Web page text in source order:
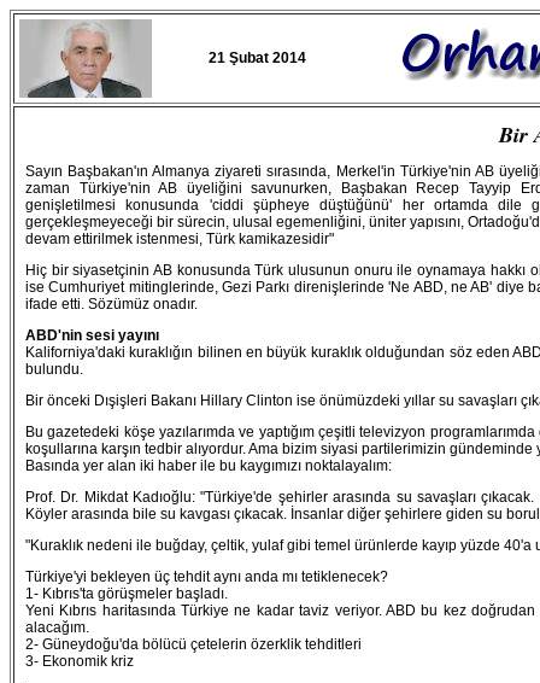
21 Şubat 2014
Bir
Sayın Başbakan'ın Almanya ziyareti sırasında, Merkel'in Türkiye'nin AB
zaman Türkiye'nin AB üyeliğini savunurken, Başbakan Recep Tayyip
genişletilmesi konusunda 'ciddi şüpheye düştüğünü' her ortamda
gerçekleşmeyeceği bir sürecin, ulusal egemenliğini, üniter yapısını,
devam ettirilmek istenmesi, Türk kamikazesidir"
Hiç bir siyasetçinin AB konusunda Türk ulusunun onuru ile oynamaya hakkı
ise Cumhuriyet mitinglerinde, Gezi Parkı direnişlerinde 'Ne ABD, ne AB' diye
ifade etti. Sözümüz onadır.
ABD'nin sesi yayını
Kaliforniya'daki kuraklığın bilinen en büyük kuraklık olduğundan söz eden
bulundu.
Bir önceki Dışişleri Bakanı Hillary Clinton ise önümüzdeki yıllar su savaşları
Bu gazetedeki köşe yazılarımda ve yaptığım çeşitli televizyon
koşullarına karşın tedbir alıyordur. Ama bizim siyasi partilerimizin gündeminde
Basında yer alan iki haber ile bu kaygımızı noktalayalım:
Prof. Dr. Mikdat Kadıoğlu: "Türkiye'de şehirler arasında su savaşları
Köyler arasında bile su kavgası çıkacak. İnsanlar diğer şehirlere giden su
"Kuraklık nedeni ile buğday, çeltik, yulaf gibi temel ürünlerde kayıp yüzde 40'a
Türkiye'yi bekleyen üç tehdit aynı anda mı tetiklenecek?
1- Kıbrıs'ta görüşmeler başladı.
Yeni Kıbrıs haritasında Türkiye ne kadar taviz veriyor. ABD bu kez
alacağım.
2- Güneydoğu'da bölücü çetelerin özerklik tehditleri
3- Ekonomik kriz